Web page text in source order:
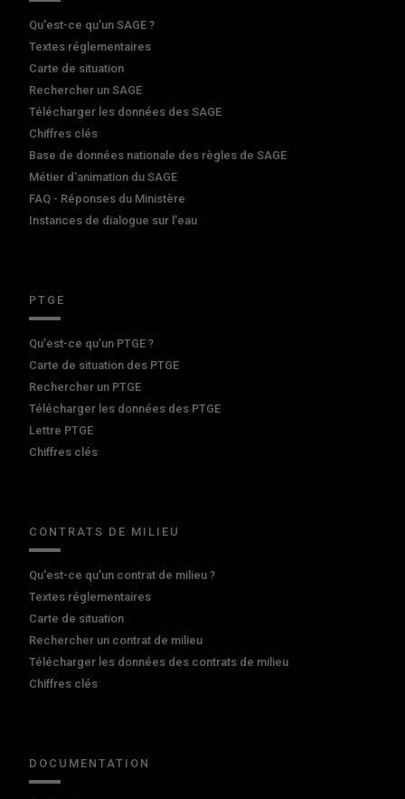
Qu'est-ce qu'un SAGE ?
Textes réglementaires
Carte de situation
Rechercher un SAGE
Télécharger les données des SAGE
Chiffres clés
Base de données nationale des règles de SAGE
Métier d'animation du SAGE
FAQ - Réponses du Ministère
Instances de dialogue sur l'eau
PTGE
Qu’est-ce qu’un PTGE ?
Carte de situation des PTGE
Rechercher un PTGE
Télécharger les données des PTGE
Lettre PTGE
Chiffres clés
CONTRATS DE MILIEU
Qu'est-ce qu'un contrat de milieu ?
Textes réglementaires
Carte de situation
Rechercher un contrat de milieu
Télécharger les données des contrats de milieu
Chiffres clés
DOCUMENTATION